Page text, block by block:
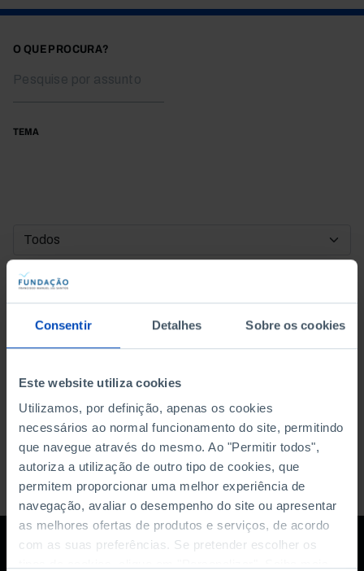
Consentir Detalhes Sobre os cookies
Este website utiliza cookies
Utilizamos, por definição, apenas os cookies
necessários ao normal funcionamento do site, permitindo
que navegue através do mesmo. Ao "Permitir todos",
autoriza a utilização de outro tipo de cookies, que
permitem proporcionar uma melhor experiência de
navegação, avaliar o desempenho do site ou apresentar
as melhores ofertas de produtos e serviços, de acordo
com as suas preferências. Se pretender escolher os
O QUE PROCURA?
TEMA
DATA DE INÍCIO
DATA DE FIM